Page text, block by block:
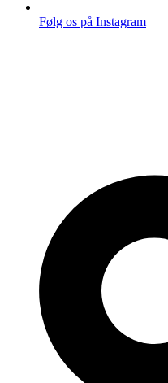
Følg os på Instagram